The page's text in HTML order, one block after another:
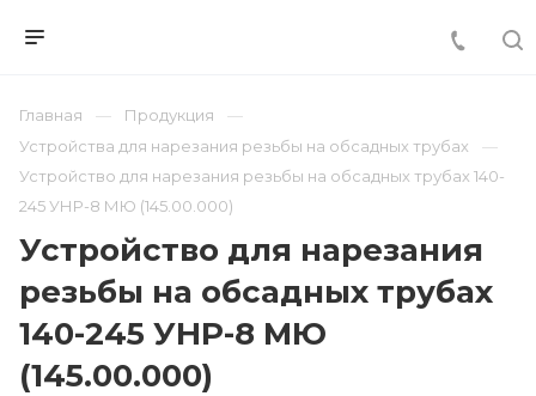
Главная
Продукция
Устройства для нарезания резьбы на обсадных трубах
Устройство для нарезания резьбы на обсадных трубах 140-
245 УНР-8 МЮ (145.00.000)
Устройство для нарезания
резьбы на обсадных трубах
140-245 УНР-8 МЮ
(145.00.000)